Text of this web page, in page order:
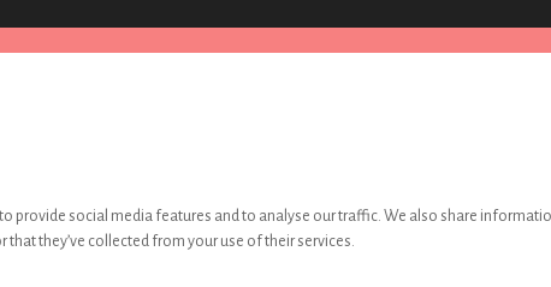
provide social media features and to analyse our traffic. We also share
they’ve collected from your use of their services.